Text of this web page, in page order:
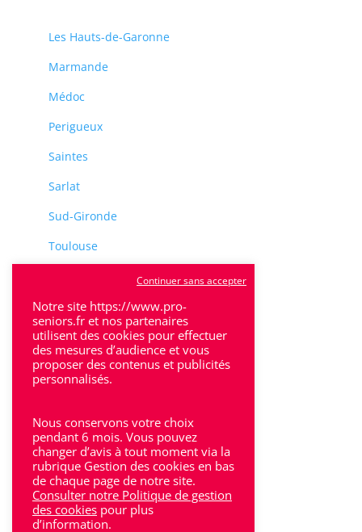
Les Hauts-de-Garonne
Marmande
Médoc
Perigueux
Saintes
Sarlat
Sud-Gironde
Toulouse
Villeneuve-Sur-Lot
Bron
Lyon
Lyon 6
Villeurbanne
Notre site https://www.pro-
seniors.fr et nos partenaires
utilisent des cookies pour effectuer
des mesures d’audience et vous
proposer des contenus et publicités
personnalisés.
Nous conservons votre choix
pendant 6 mois. Vous pouvez
changer d’avis à tout moment via la
rubrique Gestion des cookies en bas
de chaque page de notre site.
Consulter notre Politique de gestion
des cookies pour plus
d’information.
Continuer sans accepter